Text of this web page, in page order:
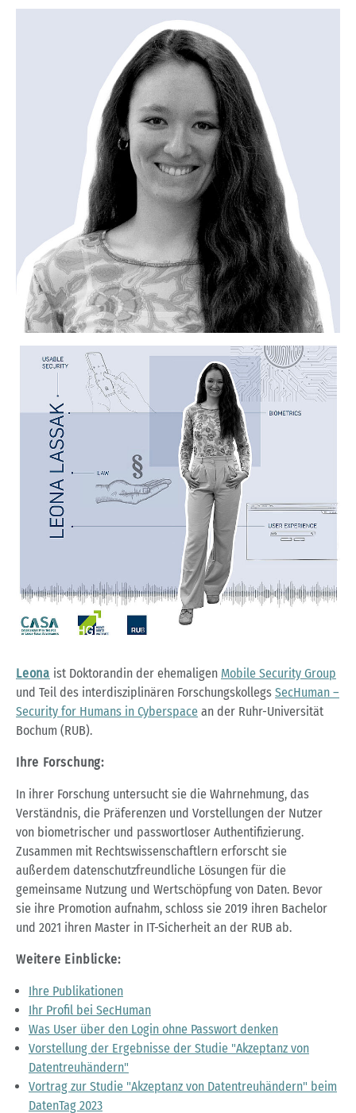
Leona ist Doktorandin der ehemaligen Mobile Security Group
und Teil des interdisziplinären Forschungskollegs SecHuman –
Security for Humans in Cyberspace an der Ruhr-Universität
Bochum (RUB).
Ihre Forschung:
In ihrer Forschung untersucht sie die Wahrnehmung, das
Verständnis, die Präferenzen und Vorstellungen der Nutzer
von biometrischer und passwortloser Authentifizierung.
Zusammen mit Rechtswissenschaftlern erforscht sie
außerdem datenschutzfreundliche Lösungen für die
gemeinsame Nutzung und Wertschöpfung von Daten. Bevor
sie ihre Promotion aufnahm, schloss sie 2019 ihren Bachelor
und 2021 ihren Master in IT-Sicherheit an der RUB ab.
Weitere Einblicke:
Ihre Publikationen
Ihr Profil bei SecHuman
Was User über den Login ohne Passwort denken
Vorstellung der Ergebnisse der Studie "Akzeptanz von
Datentreuhändern"
Vortrag zur Studie "Akzeptanz von Datentreuhändern" beim
DatenTag 2023